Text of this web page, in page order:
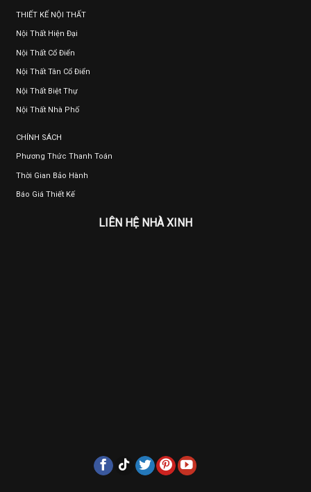
THIẾT KẾ NỘI THẤT
Nội Thất Hiện Đại
Nội Thất Cổ Điển
Nội Thất Tân Cổ Điển
Nội Thất Biệt Thự
Nội Thất Nhà Phố
CHÍNH SÁCH
Phương Thức Thanh Toán
Thời Gian Bảo Hành
Báo Giá Thiết Kế
LIÊN HỆ NHÀ XINH